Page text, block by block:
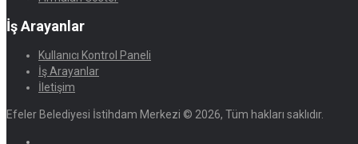
İş Arayanlar
Kullanıcı Kontrol Paneli
İş Arayanlar
İletişim
Efeler Belediyesi İstihdam Merkezi © 2026, Tüm hakları saklıdır.